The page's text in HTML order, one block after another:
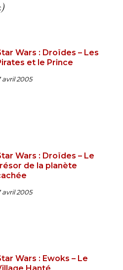
Wars : Droïdes – Les
et le Prince
avril 2005
Wars : Droïdes – Le
de la planète
avril 2005
Wars : Ewoks – Le